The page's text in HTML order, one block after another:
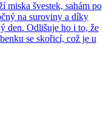
miska švestek, sahám po
na suroviny a díky
den. Odlišuje ho i to, že
se skořicí, což je u